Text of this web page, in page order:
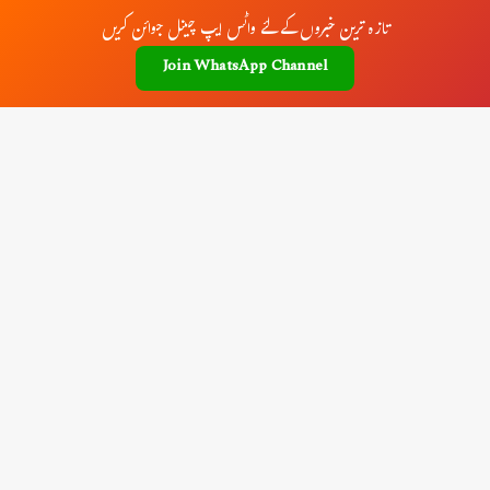
تازہ ترین خبروں کے لئے واٹس ایپ چینل جوائن کریں
Join WhatsApp Channel